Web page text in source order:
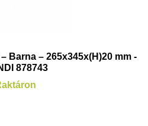
Barna – 265x345x(H)20 mm -
878743